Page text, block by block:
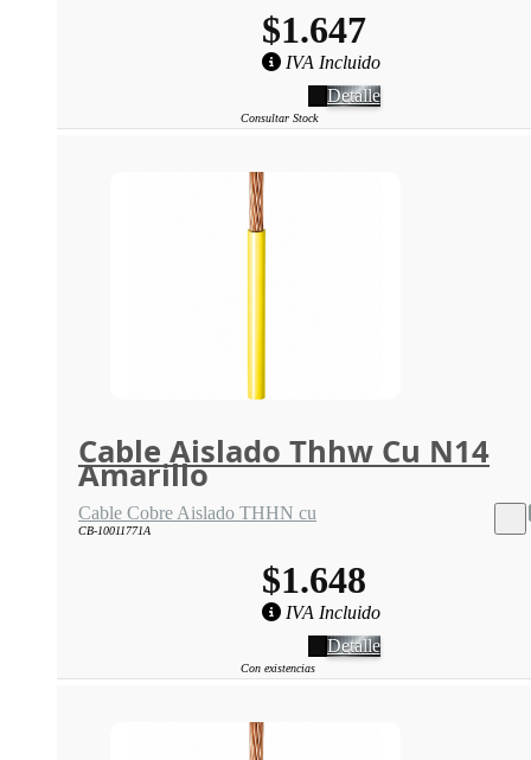
$1.647
IVA Incluido
Detalle
Consultar Stock
Cable Aislado Thhw Cu N14
Amarillo
Cable Cobre Aislado THHN cu
CB-10011771A
$1.648
IVA Incluido
Detalle
Con existencias